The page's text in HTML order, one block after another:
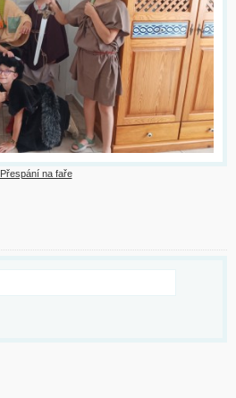
Přespání na faře